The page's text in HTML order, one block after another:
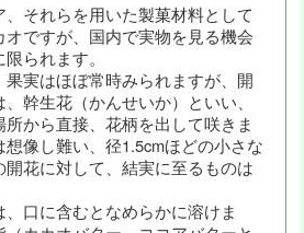
それらを用いた製菓材料として
ですが、国内で実物を見る機会
られます。
実はほぼ常時みられますが、開
幹生花（かんせいか）といい、
から直接、花柄を出して咲きま
像し難い、径1.5cmほどの小さな
花に対して、結実に至るものは
口に含むとなめらかに溶けま